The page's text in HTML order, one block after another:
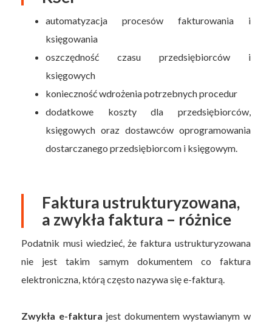
automatyzacja procesów fakturowania i
księgowania
oszczędność czasu przedsiębiorców i
księgowych
konieczność wdrożenia potrzebnych procedur
dodatkowe koszty dla przedsiębiorców,
księgowych oraz dostawców oprogramowania
dostarczanego przedsiębiorcom i księgowym.
Faktura ustrukturyzowana,
a zwykła faktura – różnice
Podatnik musi wiedzieć, że faktura ustrukturyzowana
nie jest takim samym dokumentem co faktura
elektroniczna, którą często nazywa się e-fakturą.
Zwykła e-faktura jest dokumentem wystawianym w